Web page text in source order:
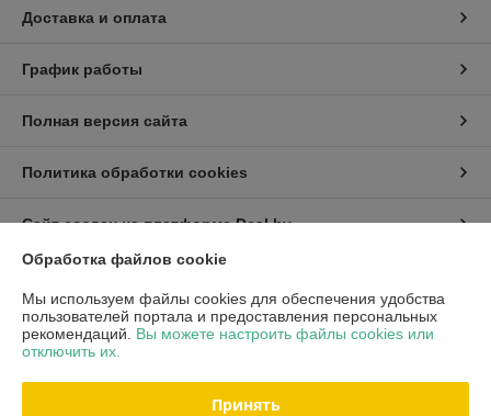
Доставка и оплата
График работы
Полная версия сайта
Политика обработки cookies
Сайт создан на платформе Deal.by
Информация для покупателя
Индивидуальный предприниматель:ИП Хмель Павел Юрьевич
г. Минск, ул. Воронянского 11/5-63
Регистрационный номер ЕГР: 190422759
Обработка файлов cookie
Мы используем файлы cookies для обеспечения удобства
пользователей портала и предоставления персональных
рекомендаций. Вы можете настроить файлы cookies или
отключить их.
Принять